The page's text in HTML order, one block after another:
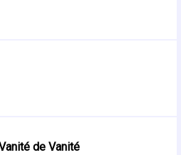
de Vanité